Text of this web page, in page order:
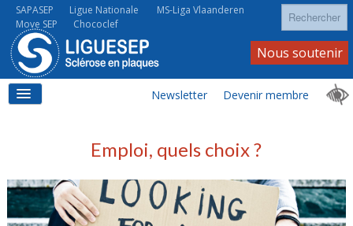
Ligue Nationale MS-Liga Vlaanderen
SAPASEP
Move SEP
Chococlef
Rechercher
LA SEP
Newsletter
Nous soutenir
Devenir membre
Emploi, quels choix ?